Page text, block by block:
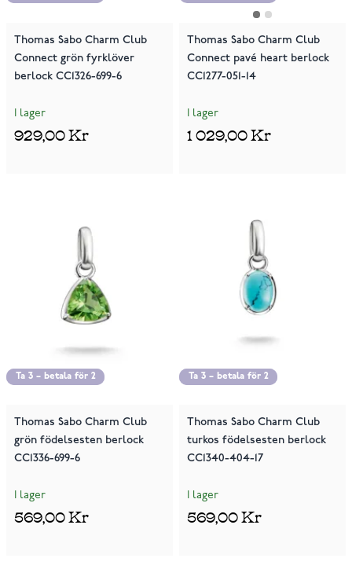
Thomas Sabo Charm Club
Connect grön fyrklöver
berlock CC1326-699-6
I lager
929,00 Kr
Thomas Sabo Charm Club
Connect pavé heart berlock
CC1277-051-14
I lager
1 029,00 Kr
Ta 3 – betala för 2
Ta 3 – betala för 2
Thomas Sabo Charm Club
grön födelsesten berlock
CC1336-699-6
I lager
569,00 Kr
Ta 3 – betala för 2
Ta 3 – betala för 2
Thomas Sabo Charm Club
turkos födelsesten berlock
CC1340-404-17
I lager
569,00 Kr